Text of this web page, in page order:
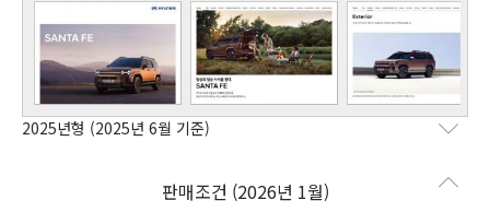
2025년형 (2025년 6월 기준)
판매조건 (2026년 1월)